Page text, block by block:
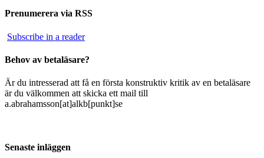
Prenumerera via RSS
Subscribe in a reader
Behov av betaläsare?
Är du intresserad att få en första konstruktiv kritik av en betaläsare
är du välkommen att skicka ett mail till
a.abrahamsson[at]alkb[punkt]se
Senaste inläggen